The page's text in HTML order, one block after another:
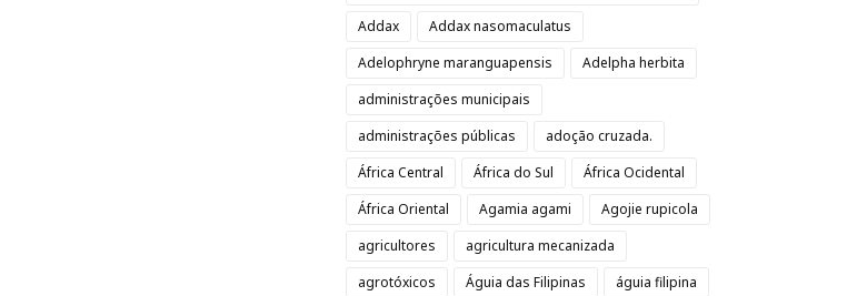
Addax
Addax nasomaculatus
Adelophryne maranguapensis
Adelpha herbita
administrações municipais
administrações públicas
adoção cruzada.
África Central
África do Sul
África Ocidental
África Oriental
Agamia agami
Agojie rupicola
agricultores
agricultura mecanizada
agrotóxicos
Águia das Filipinas
águia filipina